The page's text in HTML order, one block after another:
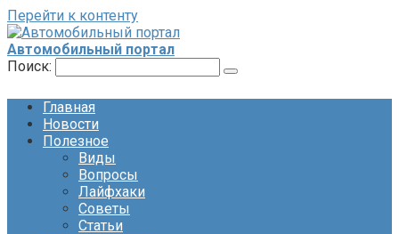
Перейти к контенту
Автомобильный портал
Поиск:
Главная
Новости
Полезное
Виды
Вопросы
Лайфхаки
Советы
Статьи